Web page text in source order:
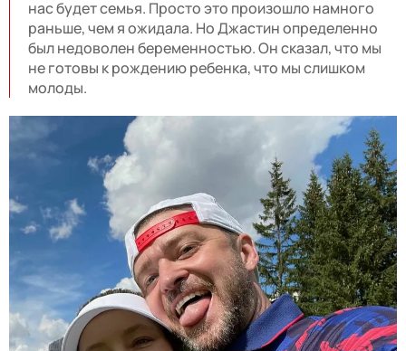
нас будет семья. Просто это произошло намного
раньше, чем я ожидала. Но Джастин определенно
был недоволен беременностью. Он сказал, что мы
не готовы к рождению ребенка, что мы слишком
молоды.